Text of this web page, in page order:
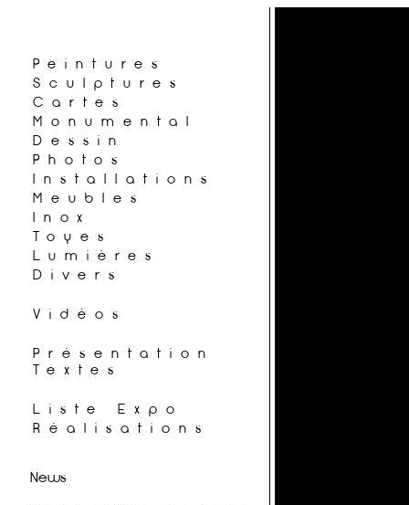
Peintures
Sculptures
Cartes
Monumental
Dessin
Photos
Installations
Meubles
Inox
Toyes
Lumières
Divers
Vidéos
Présentation
Textes
Liste Expo
Réalisations
News